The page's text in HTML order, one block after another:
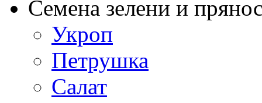
Семена зелени и
Укроп
Петрушка
Салат